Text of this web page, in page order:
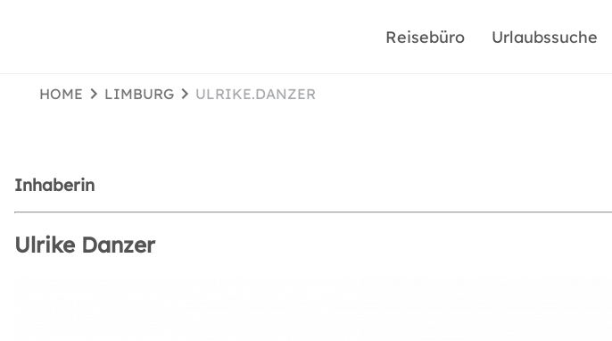
Reisebüro Urlaubssuche
HOME LIMBURG ULRIKE.DANZER
Inhaberin
Ulrike Danzer